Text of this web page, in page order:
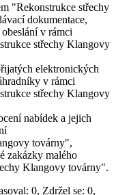
"Rekonstrukce střechy
dokumentace,
v rámci
střechy Klangovy
elektronických
v rámci
střechy Klangovy
nabídek a jejich
továrny",
zakázky malého
Klangovy továrny".
0, Zdržel se: 0,